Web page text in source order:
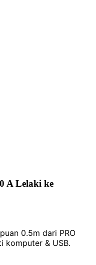
A Lelaki ke
0.5m dari PRO
komputer & USB.